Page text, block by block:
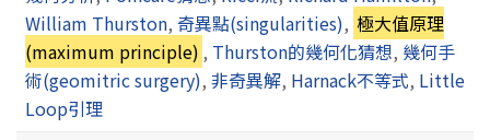
William Thurston, 奇異點(singularities), 極大值原理
(maximum principle) , Thurston的幾何化猜想, 幾何手
術(geomitric surgery), 非奇異解, Harnack不等式, Little
Loop引理